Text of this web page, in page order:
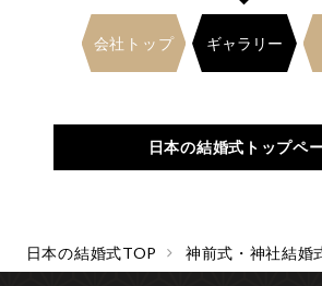
日本の結婚式TOP 神前式・神社結婚
会社トップ ギャラリー
日本の結婚式トップペ